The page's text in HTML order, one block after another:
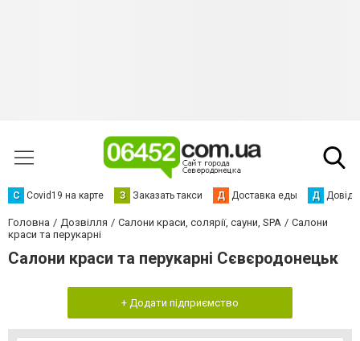
С Сovid19 на карте З Заказать такси Д Доставка еды Д
Головна Дозвілля Салони краси, солярії, сауни, SPA
Салони
краси та перукарні
Салони краси та перукарні Сєвєродонецьк
+ Додати підприємство